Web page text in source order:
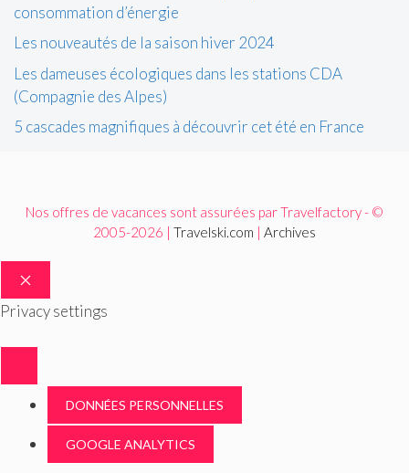
consommation d’énergie
Les nouveautés de la saison hiver 2024
Les dameuses écologiques dans les stations CDA
(Compagnie des Alpes)
5 cascades magnifiques à découvrir cet été en France
Nos offres de vacances sont assurées par Travelfactory - ©
2005-2026 | Travelski.com Archives
FERMER
Privacy settings
DONNÉES PERSONNELLES
GOOGLE ANALYTICS